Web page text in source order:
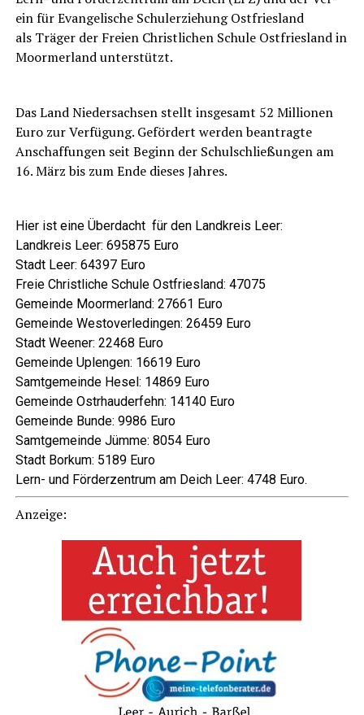
ein für Evan­ge­li­sche Schul­er­zie­hung Ost­fries­land
als Trä­ger der Frei­en Christ­li­chen Schu­le Ost­fries­land in
Moorm­er­land unterstützt.
Das Land Nie­der­sach­sen stellt ins­ge­samt 52 Mil­lio­nen
Euro zur Ver­fü­gung. Geför­dert wer­den bean­trag­te
Anschaf­fun­gen seit Beginn der Schul­schlie­ßun­gen am
16. März bis zum Ende die­ses Jahres.
Hier ist eine Über­dacht für den Land­kreis Leer:
Land­kreis Leer: 695875 Euro
Stadt Leer: 64397 Euro
Freie Christ­li­che Schu­le Ost­fries­land: 47075
Gemein­de Moorm­er­land: 27661 Euro
Gemein­de Wes­t­ov­er­le­din­gen: 26459 Euro
Stadt Wee­ner: 22468 Euro
Gemein­de Uple­n­gen: 16619 Euro
Samt­ge­mein­de Hesel: 14869 Euro
Gemein­de Ost­rhau­der­fehn: 14140 Euro
Gemein­de Bun­de: 9986 Euro
Samt­ge­mein­de Jüm­me: 8054 Euro
Stadt Bor­kum: 5189 Euro
Lern- und För­der­zen­trum am Deich Leer: 4748 Euro.
Anzei­ge: